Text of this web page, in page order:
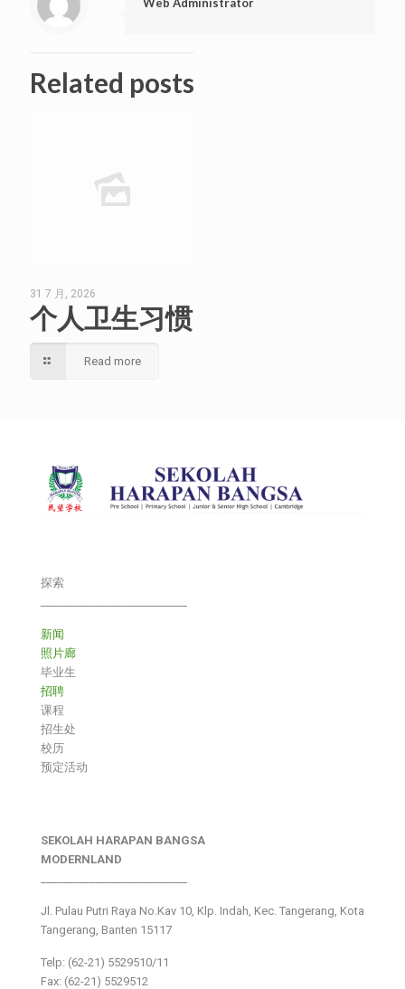
Related posts
31 7 月, 2026
个人卫生习惯
Read more
探索
新闻
照片廊
毕业生
招聘
课程
招生处
校历
预定活动
SEKOLAH HARAPAN BANGSA
MODERNLAND
Jl. Pulau Putri Raya No.Kav 10, Klp. Indah, Kec. Tangerang, Kota
Tangerang, Banten 15117
Telp: (62-21) 5529510/11
Fax: (62-21) 5529512